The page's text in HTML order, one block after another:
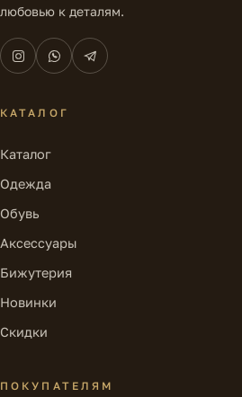
любовью к деталям.
КАТАЛОГ
Каталог
Одежда
Обувь
Аксессуары
Бижутерия
Новинки
Скидки
ПОКУПАТЕЛЯМ